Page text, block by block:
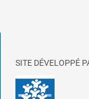
SITE DÉVELOPPÉ